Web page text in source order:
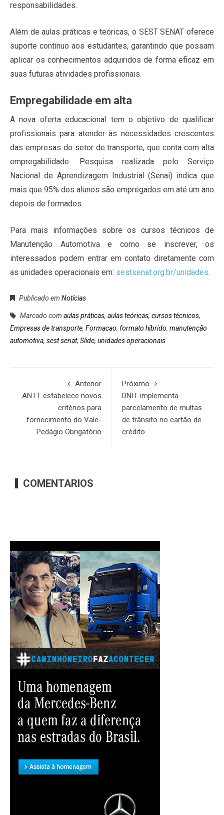
responsabilidades.
Além de aulas práticas e teóricas, o SEST SENAT oferece
suporte contínuo aos estudantes, garantindo que possam
aplicar os conhecimentos adquiridos de forma eficaz em
suas futuras atividades profissionais.
Empregabilidade em alta
A nova oferta educacional tem o objetivo de qualificar
profissionais para atender às necessidades crescentes
das empresas do setor de transporte, que conta com alta
empregabilidade. Pesquisa realizada pelo Serviço
Nacional de Aprendizagem Industrial (Senai) indica que
mais que 95% dos alunos são empregados em até um ano
depois de formados.
Para mais informações sobre os cursos técnicos de
Manutenção Automotiva e como se inscrever, os
interessados podem entrar em contato diretamente com
as unidades operacionais em: sestsenat.org.br/unidades.
Publicado em Notícias
Marcado com aulas práticas, aulas teóricas, cursos técnicos,
Empresas de transporte, Formacao, formato híbrido, manutenção
automotiva, sest senat, Slide, unidades operacionais
Anterior
ANTT estabelece novos
critérios para
fornecimento do Vale-
Pedágio Obrigatório
Próximo
DNIT implementa
parcelamento de multas
de trânsito no cartão de
crédito
COMENTARIOS